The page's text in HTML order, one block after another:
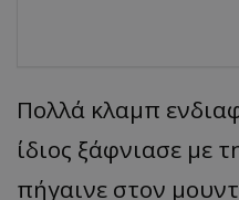
Πολλά κλαμπ
ίδιος ξάφνιασε με
πήγαινε στον